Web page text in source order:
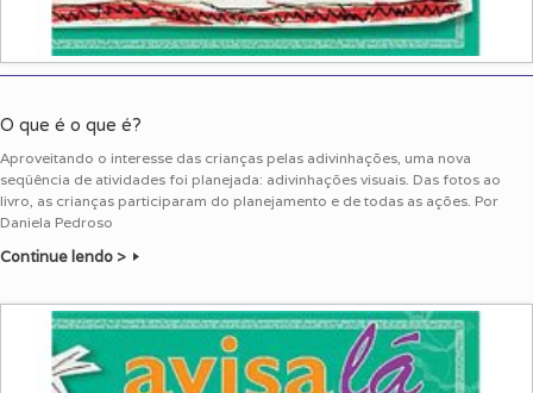
O que é o que é?
Aproveitando o interesse das crianças pelas adivinhações, uma nova
seqüência de atividades foi planejada: adivinhações visuais. Das fotos ao
livro, as crianças participaram do planejamento e de todas as ações. Por
Daniela Pedroso
Continue lendo >